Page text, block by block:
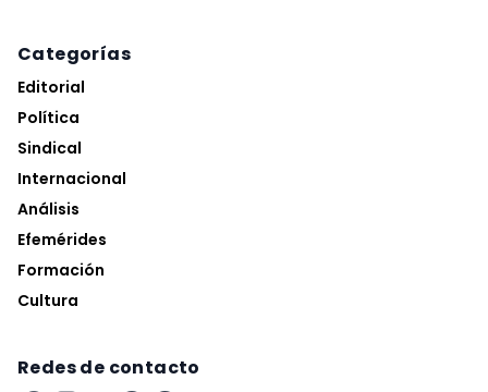
Categorías
Editorial
Política
Sindical
Internacional
Análisis
Efemérides
Formación
Cultura
Redes de contacto